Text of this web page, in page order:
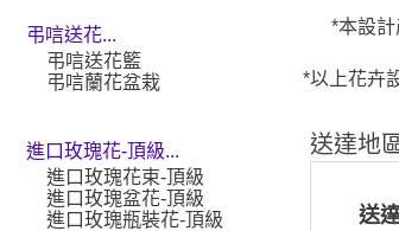
弔唁送花...
弔唁送花籃
弔唁蘭花盆栽
進口玫瑰花-頂級...
進口玫瑰花束-頂級
進口玫瑰盆花-頂級
進口玫瑰瓶裝花-頂級
*本設
*以上花卉
送達地
送